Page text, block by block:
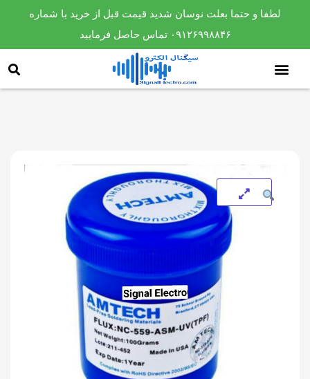
لطفا و حتما بعلت نوسان شدید قیمت قبل از خرید با شماره
۰۹۱۲۶۹۹۸۸۴۶ تماس حاصل فرمایید